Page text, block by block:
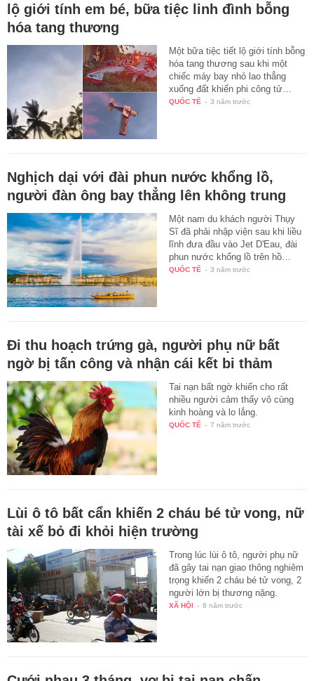
lộ giới tính em bé, bữa tiệc linh đình bỗng
hóa tang thương
Một bữa tiệc tiết lộ giới tính bỗng
hóa tang thương sau khi một
chiếc máy bay nhỏ lao thẳng
xuống đất khiến phi công tử…
QUỐC TẾ - 3 năm trước
Nghịch dại với đài phun nước khổng lồ,
người đàn ông bay thẳng lên không trung
Một nam du khách người Thụy
Sĩ đã phải nhập viện sau khi liều
lĩnh đưa đầu vào Jet D'Eau, đài
phun nước khổng lồ trên hồ…
QUỐC TẾ - 3 năm trước
Đi thu hoạch trứng gà, người phụ nữ bất
ngờ bị tấn công và nhận cái kết bi thảm
Tai nạn bất ngờ khiến cho rất
nhiều người cảm thấy vô cùng
kinh hoàng và lo lắng.
QUỐC TẾ - 7 năm trước
Lùi ô tô bất cẩn khiến 2 cháu bé tử vong, nữ
tài xế bỏ đi khỏi hiện trường
Trong lúc lùi ô tô, người phụ nữ
đã gây tai nạn giao thông nghiêm
trọng khiến 2 cháu bé tử vong, 2
người lớn bị thương nặng.
XÃ HỘI - 8 năm trước